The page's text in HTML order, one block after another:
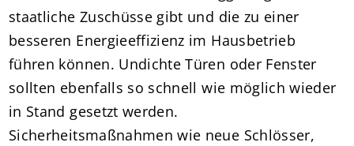
staatliche Zuschüsse gibt und die zu einer
besseren Energieeffizienz im Hausbetrieb
führen können. Undichte Türen oder Fenster
sollten ebenfalls so schnell wie möglich wieder
in Stand gesetzt werden.
Sicherheitsmaßnahmen wie neue Schlösser,